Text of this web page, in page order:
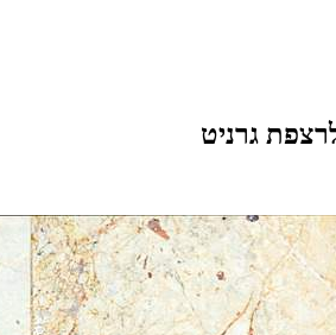
גרניט